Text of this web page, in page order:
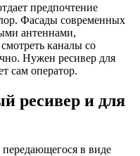
предпочтение
Фасады современных
антеннами,
каналы со
Нужен ресивер для
сам оператор.
ресивер и для
передающегося в виде